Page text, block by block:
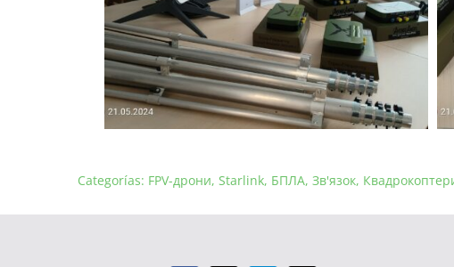
Categorías: FPV-дрони, Starlink, БПЛА, Зв'язок,